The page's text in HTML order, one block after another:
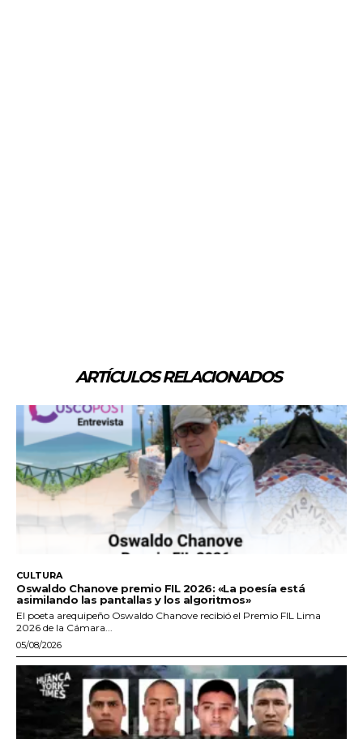
ARTÍCULOS RELACIONADOS
CULTURA
Oswaldo Chanove premio FIL 2026: «La poesía está
asimilando las pantallas y los algoritmos»
El poeta arequipeño Oswaldo Chanove recibió el Premio FIL Lima
2026 de la Cámara...
05/08/2026